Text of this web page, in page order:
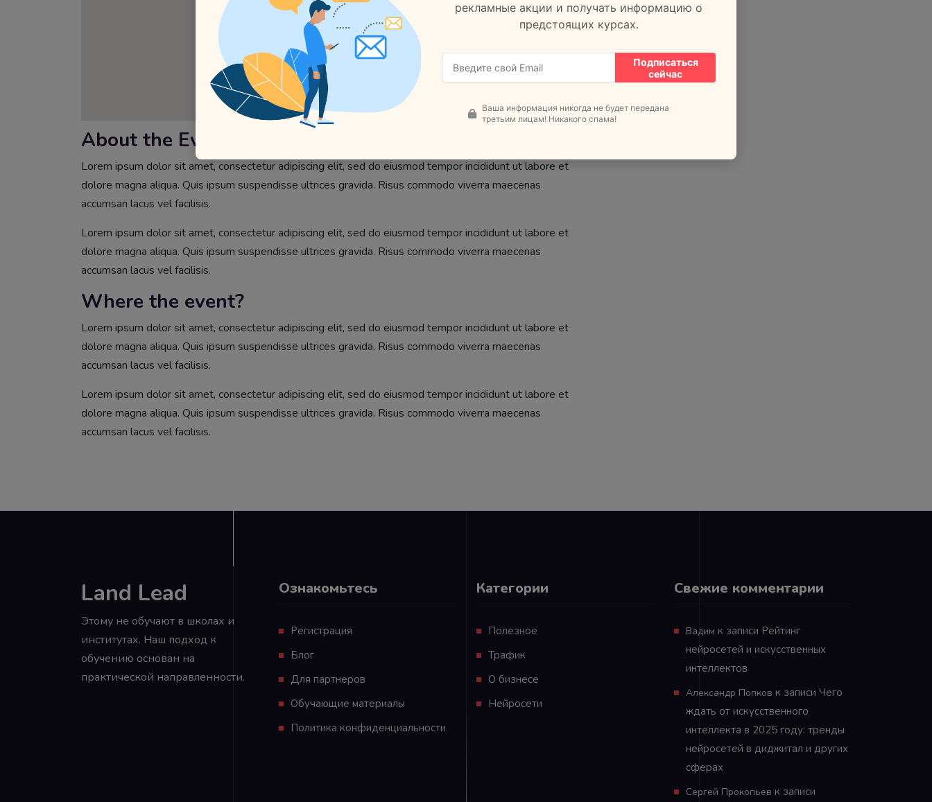
About the Event
Lorem ipsum dolor sit amet, consectetur adipiscing elit, sed do eiusmod tempor incididunt ut labore et
dolore magna aliqua. Quis ipsum suspendisse ultrices gravida. Risus commodo viverra maecenas
accumsan lacus vel facilisis.
Lorem ipsum dolor sit amet, consectetur adipiscing elit, sed do eiusmod tempor incididunt ut labore et
dolore magna aliqua. Quis ipsum suspendisse ultrices gravida. Risus commodo viverra maecenas
accumsan lacus vel facilisis.
Where the event?
Lorem ipsum dolor sit amet, consectetur adipiscing elit, sed do eiusmod tempor incididunt ut labore et
dolore magna aliqua. Quis ipsum suspendisse ultrices gravida. Risus commodo viverra maecenas
accumsan lacus vel facilisis.
Lorem ipsum dolor sit amet, consectetur adipiscing elit, sed do eiusmod tempor incididunt ut labore et
dolore magna aliqua. Quis ipsum suspendisse ultrices gravida. Risus commodo viverra maecenas
accumsan lacus vel facilisis.
Land Lead
Этому не обучают в школах и
институтах. Наш подход к
обучению основан на
практической направленности.
Ознакомьтесь
Регистрация
Блог
Для партнеров
Обучающие материалы
Политика конфиденциальности
Категории
Полезное
Трафик
О бизнесе
Нейросети
Свежие комментарии
Вадим к записи Рейтинг
нейросетей и искусственных
интеллектов
Александр Попков к записи Чего
ждать от искусственного
интеллекта в 2025 году: тренды
нейросетей в диджитал и других
сферах
Сергей Прокопьев к записи
рекламные акции и получать информацию о
предстоящих курсах.
Подписаться
сейчас
Ваша информация никогда не будет передана
третьим лицам! Никакого спама!